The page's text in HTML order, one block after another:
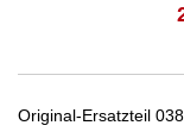
Original-Ersatzteil